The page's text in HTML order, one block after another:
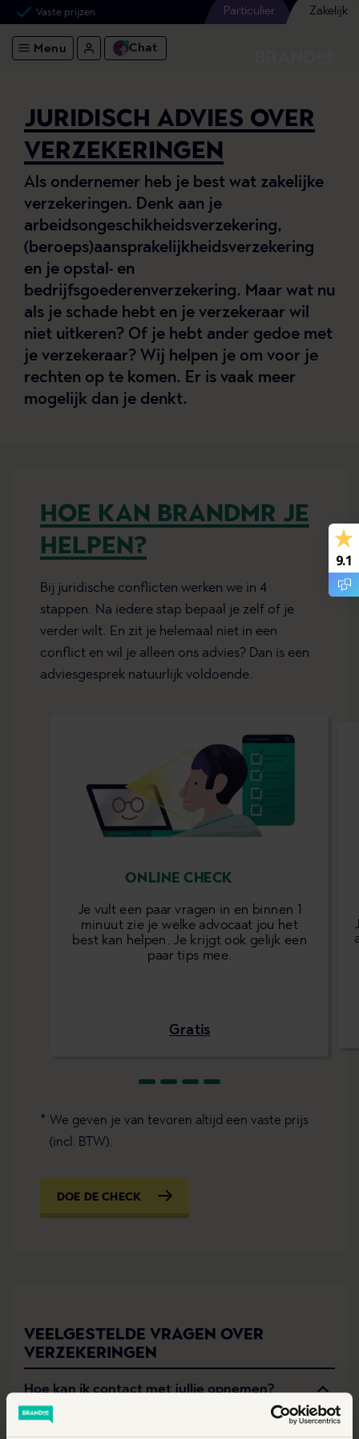
Vaste prijzen Particulier Zakelijk
Menu Chat
JURIDISCH ADVIES OVER
VERZEKERINGEN
Als ondernemer heb je best wat zakelijke
verzekeringen. Denk aan je
arbeidsongeschikheidsverzekering,
(beroeps)aansprakelijkheidsverzekering
en je opstal- en
bedrijfsgoederenverzekering. Maar wat nu
als je schade hebt en je verzekeraar wil
niet uitkeren? Of je hebt ander gedoe met
je verzekeraar? Wij helpen je om voor je
rechten op te komen. Er is vaak meer
mogelijk dan je denkt.
HOE KAN BRANDMR JE
HELPEN?
Bij juridische conflicten werken we in 4
stappen. Na iedere stap bepaal je zelf of je
verder wilt. En zit je helemaal niet in een
conflict en wil je alleen ons advies? Dan is een
adviesgesprek natuurlijk voldoende.
ONLINE CHECK
Je vult een paar vragen in en binnen 1
minuut zie je welke advocaat jou het
best kan helpen. Je krijgt ook gelijk een
paar tips mee.
Gratis
We geven je van tevoren altijd een vaste prijs
(incl. BTW).
DOE DE CHECK
VEELGESTELDE VRAGEN OVER
VERZEKERINGEN
Hoe kan ik contact met jullie opnemen?
De online check koppelt je aan een ervaren
9.1